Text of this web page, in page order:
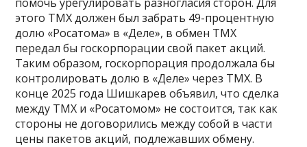
этого ТМХ должен был забрать 49-процентную
долю «Росатома» в «Деле», в обмен ТМХ
передал бы госкорпорации свой пакет акций.
Таким образом, госкорпорация продолжала бы
контролировать долю в «Деле» через ТМХ. В
конце 2025 года Шишкарев объявил, что сделка
между ТМХ и «Росатомом» не состоится, так как
стороны не договорились между собой в части
цены пакетов акций, подлежавших обмену.